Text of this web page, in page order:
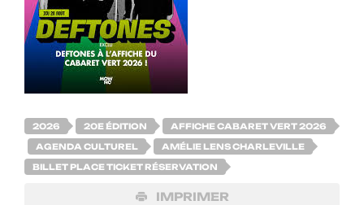
2026 20E ÉDITION AFFICHE CABARET VERT 2026
AGENDA CULTUREL AMÉLIE LENS CHARLEVILLE
BILLET PLACE TICKET RÉSERVATION
IMPRIMER